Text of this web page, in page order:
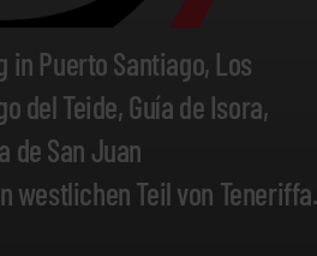
in Puerto Santiago, Los
del Teide, Guía de Isora,
de San Juan
westlichen Teil von Teneriffa.